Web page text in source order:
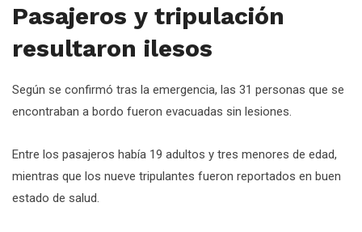
Pasajeros y tripulación
resultaron ilesos
Según se confirmó tras la emergencia, las 31 personas que se
encontraban a bordo fueron evacuadas sin lesiones.
Entre los pasajeros había 19 adultos y tres menores de edad,
mientras que los nueve tripulantes fueron reportados en buen
estado de salud.